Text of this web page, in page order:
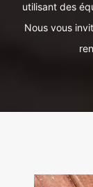
utilisant des
Nous vous